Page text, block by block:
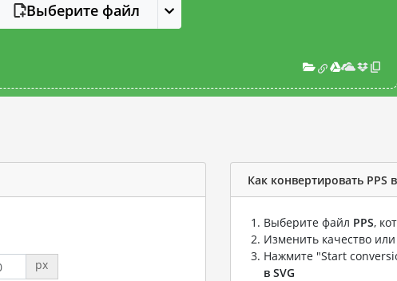
Выберите файл
px
Как конвертировать PPS
Выберите файл PPS,
Изменить качество
Нажмите "Start
в SVG